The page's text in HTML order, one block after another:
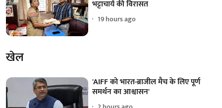
भट्टाचार्य की विरासत
19 hours ago
खेल
'AIFF को भारत-ब्राजील मैच के लिए पूर्ण
समर्थन का आश्वासन'